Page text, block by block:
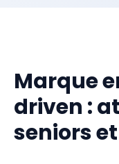
Marque
driven :
seniors